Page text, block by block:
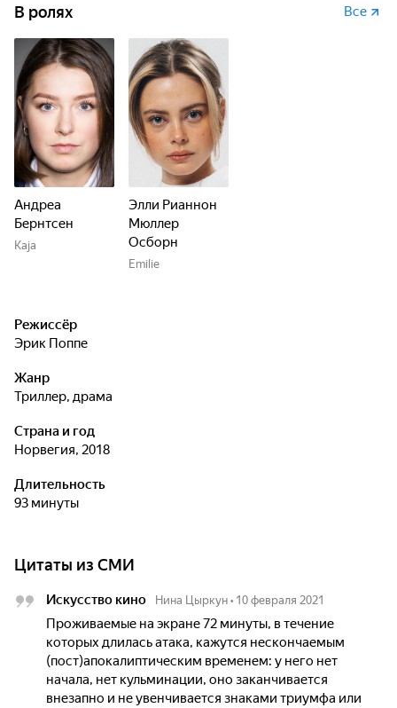
В ролях Все
Андреа
Бернтсен
Kaja
Элли Рианнон
Мюллер
Осборн
Emilie
Режиссёр
Эрик Поппе
Жанр
триллер, драма
Страна и год
Норвегия, 2018
Длительность
93 минуты
Цитаты из СМИ
Искусство кино Нина Цыркун • 10 февраля 2021
Проживаемые на экране 72 минуты, в течение
которых длилась атака, кажутся нескончаемым
(пост)апокалиптическим временем: у него нет
начала, нет кульминации, оно заканчивается
внезапно и не увенчивается знаками триумфа или